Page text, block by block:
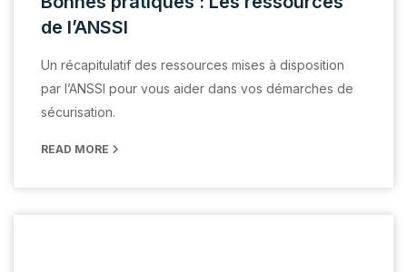
de l’ANSSI
Un récapitulatif des ressources mises à disposition
par l’ANSSI pour vous aider dans vos démarches de
sécurisation.
READ MORE